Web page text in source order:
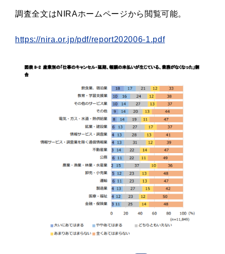
調査全文はNIRAホームページから閲覧可能。
https://nira.or.jp/pdf/report202006-1.pdf